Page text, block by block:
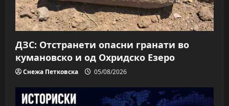
i
o
n
ДЗС: Отстранети опасни гранати во
кумановско и од Охридско Езеро
Снежа Петковска 05/08/2026